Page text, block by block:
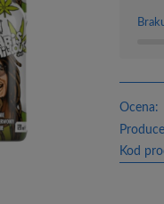
Ocena:
Kod